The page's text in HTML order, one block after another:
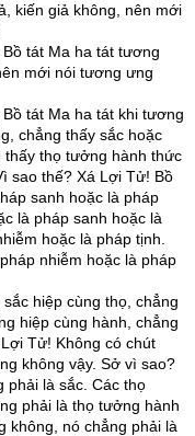
kiến giả không, nên mới
tát Ma ha tát tương
mới nói tương ưng
tát Ma ha tát khi tương
chẳng thấy sắc hoặc
thọ tưởng hành thức
sao thế? Xá Lợi Tử! Bồ
sanh hoặc là pháp
là pháp sanh hoặc là
hoặc là pháp tịnh.
nhiễm hoặc là pháp
hiệp cùng thọ, chẳng
hiệp cùng hành, chẳng
Tử! Không có chút
không vậy. Sở vì sao?
phải là sắc. Các thọ
phải là thọ tưởng hành
không, nó chẳng phải là